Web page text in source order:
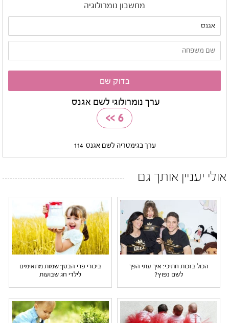
מחשבון נומרולוגיה
ערך נומרולוגי לשם אגנס
6
>>
ערך בגימטריה לשם אגנס 114
אולי יעניין אותך גם
הכול בזכות חתיכי: איך עתי הפך
לשם נפוץ?
ביכורי פרי הבטן: שמות מתאימים
לילדי חג שבועות